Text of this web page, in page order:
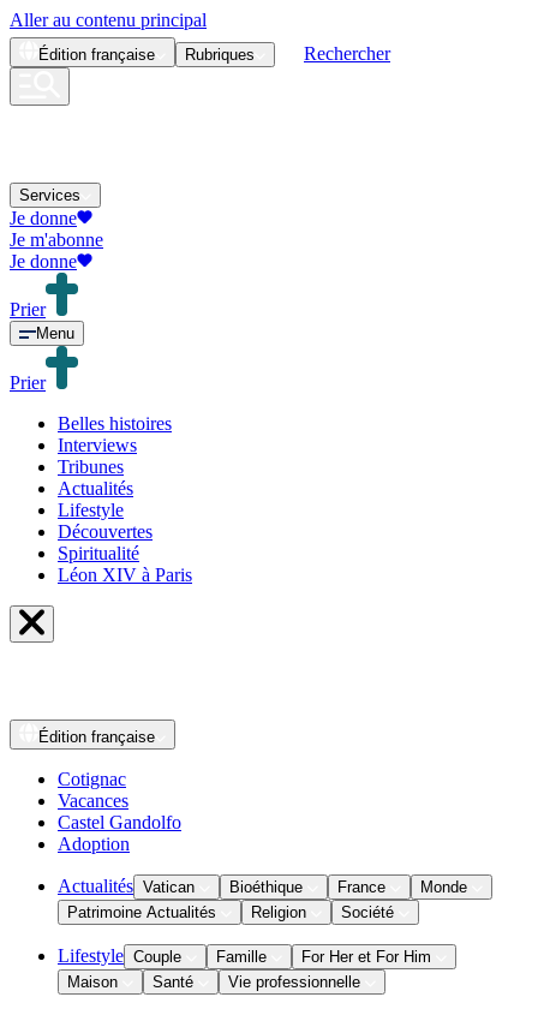
Aller au contenu principal
Édition française Rubriques Rechercher
Services
Je donne
Je m'abonne
Je donne
Prier
Menu
Prier
Belles histoires
Interviews
Tribunes
Actualités
Lifestyle
Découvertes
Spiritualité
Léon XIV à Paris
Édition française
Cotignac
Vacances
Castel Gandolfo
Adoption
Actualités Vatican Bioéthique France
Monde
Patrimoine Actualités
Religion Société
Lifestyle Couple Famille
For Her et For Him
Maison
Santé Vie professionnelle